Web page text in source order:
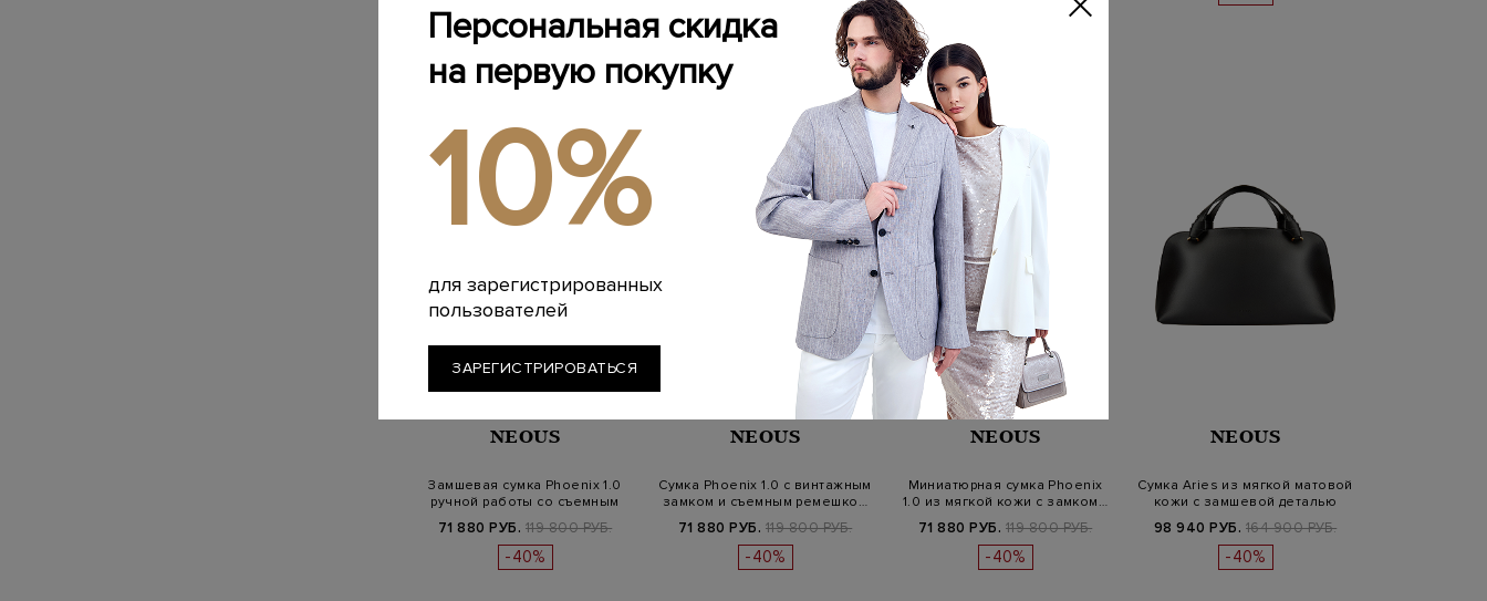
NEOUS
Замшевая сумка Phoenix 1.0
ручной работы со съемным
ре…
71 880 РУБ. 119 800 РУБ.
-40%
NEOUS
Сумка Phoenix 1.0 с винтажным
замком и съемным ремешко…
71 880 РУБ. 119 800 РУБ.
-40%
NEOUS
Миниатюрная сумка Phoenix
1.0 из мягкой кожи с замком…
71 880 РУБ. 119 800 РУБ.
-40%
NEOUS
Сумка Aries из мягкой матовой
кожи с замшевой деталью
98 940 РУБ. 164 900 РУБ.
-40%
Персональная скидка
на первую покупку
10%
для зарегистрированных
пользователей
ЗАРЕГИСТРИРОВАТЬСЯ